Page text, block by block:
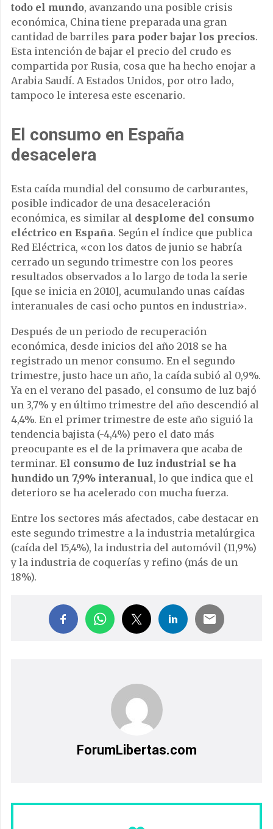
todo el mundo, avanzando una posible crisis
económica, China tiene preparada una gran
cantidad de barriles para poder bajar los precios.
Esta intención de bajar el precio del crudo es
compartida por Rusia, cosa que ha hecho enojar a
Arabia Saudí. A Estados Unidos, por otro lado,
tampoco le interesa este escenario.
El consumo en España
desacelera
Esta caída mundial del consumo de carburantes,
posible indicador de una desaceleración
económica, es similar al desplome del consumo
eléctrico en España. Según el índice que publica
Red Eléctrica, «con los datos de junio se habría
cerrado un segundo trimestre con los peores
resultados observados a lo largo de toda la serie
[que se inicia en 2010], acumulando unas caídas
interanuales de casi ocho puntos en industria».
Después de un periodo de recuperación
económica, desde inicios del año 2018 se ha
registrado un menor consumo. En el segundo
trimestre, justo hace un año, la caída subió al 0,9%.
Ya en el verano del pasado, el consumo de luz bajó
un 3,7% y en último trimestre del año descendió al
4,4%. En el primer trimestre de este año siguió la
tendencia bajista (-4,4%) pero el dato más
preocupante es el de la primavera que acaba de
terminar. El consumo de luz industrial se ha
hundido un 7,9% interanual, lo que indica que el
deterioro se ha acelerado con mucha fuerza.
Entre los sectores más afectados, cabe destacar en
este segundo trimestre a la industria metalúrgica
(caída del 15,4%), la industria del automóvil (11,9%)
y la industria de coquerías y refino (más de un
18%).
ForumLibertas.com